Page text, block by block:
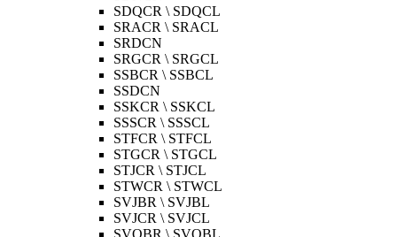
SDQCR \ SDQCL
SRACR \ SRACL
SRDCN
SRGCR \ SRGCL
SSBCR \ SSBCL
SSDCN
SSKCR \ SSKCL
SSSCR \ SSSCL
STFCR \ STFCL
STGCR \ STGCL
STJCR \ STJCL
STWCR \ STWCL
SVJBR \ SVJBL
SVJCR \ SVJCL
SVQBR \ SVQBL